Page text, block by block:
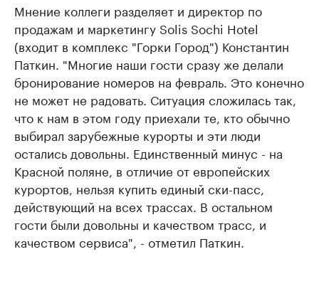
Мнение коллеги разделяет и директор по
продажам и маркетингу Solis Sochi Hotel
(входит в комплекс "Горки Город") Константин
Паткин. "Многие наши гости сразу же делали
бронирование номеров на февраль. Это конечно
не может не радовать. Ситуация сложилась так,
что к нам в этом году приехали те, кто обычно
выбирал зарубежные курорты и эти люди
остались довольны. Единственный минус - на
Красной поляне, в отличие от европейских
курортов, нельзя купить единый ски-пасс,
действующий на всех трассах. В остальном
гости были довольны и качеством трасс, и
качеством сервиса", - отметил Паткин.